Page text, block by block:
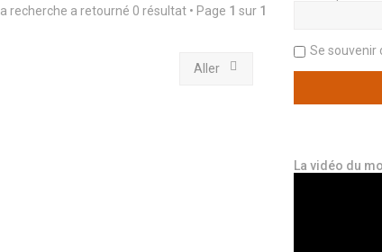
La recherche a retourné 0 résultat • Page 1 sur 1
Aller
Se souvenir
La vidéo du